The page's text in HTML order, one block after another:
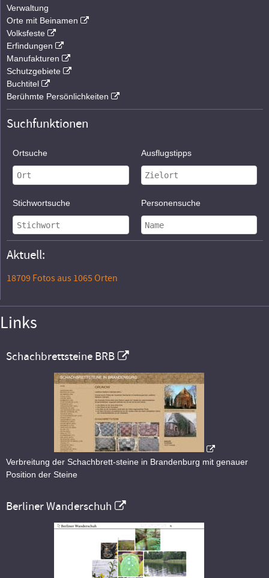
Verwaltung
Orte mit Beinamen
Volksfeste
Erfindungen
Manufakturen
Schutzgebiete
Buchtitel
Berühmte Persönlichkeiten
Suchfunktionen
Ortsuche Ausflugstipps
Stichwortsuche Personensuche
Aktuell:
18709 Fotos aus 1065 Orten
Links
Schachbrettsteine BRB
Verbreitung der Schachbrett-steine in Brandenburg mit genauer
Position der Steine
Berliner Wanderschuh